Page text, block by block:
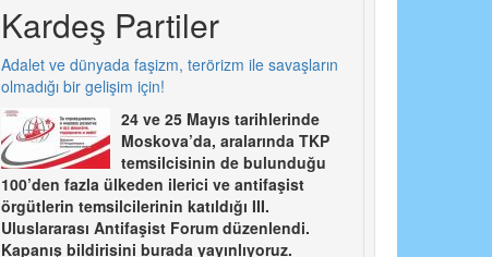
Kardeş Partiler
Adalet ve dünyada faşizm, terörizm ile savaşların
olmadığı bir gelişim için!
24 ve 25 Mayıs tarihlerinde
Moskova’da, aralarında TKP
temsilcisinin de bulunduğu
100’den fazla ülkeden ilerici ve antifaşist
örgütlerin temsilcilerinin katıldığı III.
Uluslararası Antifaşist Forum düzenlendi.
Kapanış bildirisini burada yayınlıyoruz.